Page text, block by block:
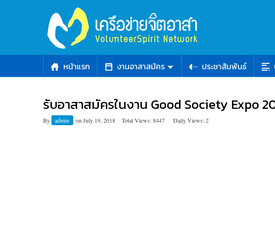
หน้าแรก งานอาสาสมัคร ประชาสัมพันธ์
รับอาสาสมัครในงาน Good Society Expo
By admin on July 19, 2018 Total Views: 8447 Daily Views: 2